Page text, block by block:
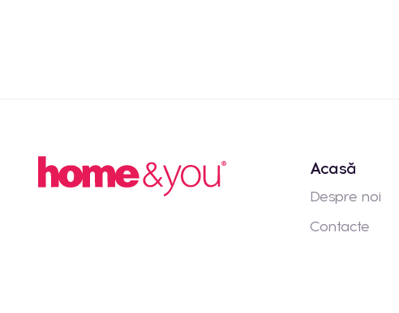
Acasă
Despre noi
Contacte